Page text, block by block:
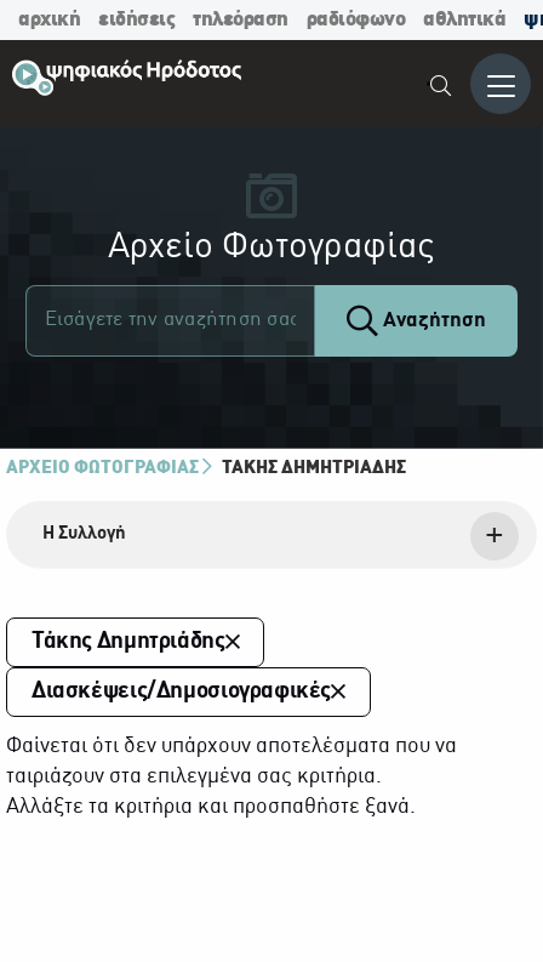
αρχική ειδήσεις τηλεόραση ραδιόφωνο αθλητικά
Μενού
Αρχείο Φωτογραφίας
Αναζήτηση
ΑΡΧΕΙΟ ΦΩΤΟΓΡΑΦΙΑΣ ΤΆΚΗΣ ΔΗΜΗΤΡΙΆΔΗΣ
Η Συλλογή
Τάκης Δημητριάδης
Διασκέψεις/Δημοσιογραφικές
Φαίνεται ότι δεν υπάρχουν αποτελέσματα που να
ταιριάζουν στα επιλεγμένα σας κριτήρια.
Αλλάξτε τα κριτήρια και προσπαθήστε ξανά.